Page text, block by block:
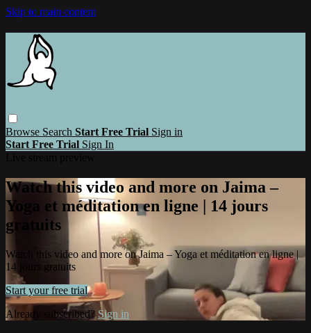
Skip to main content
Browse Search Start Free Trial Sign in
Start Free Trial Sign In
Watch this video and more on Jaima –
Yoga et méditation en ligne | 14 jours
gratuits
Watch this video and more on Jaima – Yoga et méditation en ligne |
14 jours gratuits
Start your free trial
Already subscribed? Sign in